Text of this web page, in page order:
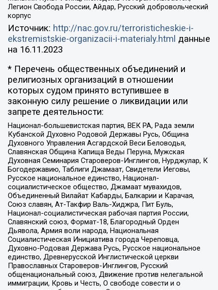
Легион Свобода России, Айдар, Русский добровольческий
корпус
Источник: http://nac.gov.ru/terroristicheskie-i-
ekstremistskie-organizacii-i-materialy.html данные
на 16.11.2023
* Перечень общественных объединений и
религиозных организаций в отношении
которых судом принято вступившее в
законную силу решение о ликвидации или
запрете деятельности:
Национал-большевистская партия, ВЕК РА, Рада земли
Кубанской Духовно Родовой Державы Русь, Община
Духовного Управления Асгардской Веси Беловодья,
Славянская Община Капища Веды Перуна, Мужская
Духовная Семинария Староверов-Инглингов, Нурджулар, К
Богодержавию, Таблиги Джамаат, Свидетели Иеговы,
Русское национальное единство, Национал-
социалистическое общество, Джамаат мувахидов,
Объединенный Вилайат Кабарды, Балкарии и Карачая,
Союз славян, Ат-Такфир Валь-Хиджра, Пит Буль,
Национал-социалистическая рабочая партия России,
Славянский союз, Формат-18, Благородный Орден
Дьявола, Армия воли народа, Национальная
Социалистическая Инициатива города Череповца,
Духовно-Родовая Держава Русь, Русское национальное
единство, Древнерусской Инглистической церкви
Православных Староверов-Инглингов, Русский
общенациональный союз, Движение против нелегальной
иммиграции, Кровь и Честь, О свободе совести и о